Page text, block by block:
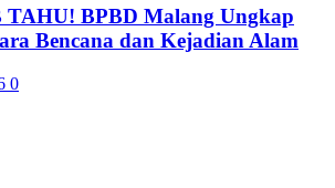
BPBD Malang Ungkap
Bencana dan Kejadian Alam
0